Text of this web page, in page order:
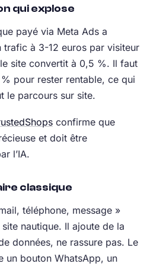
qui explose
payé via Meta Ads a
trafic à 3-12 euros par visiteur
site convertit à 0,5 %. Il faut
pour rester rentable, ce qui
le parcours sur site.
confirme que
et doit être
l’IA.
classique
téléphone, message »
nautique. Il ajoute de la
données, ne rassure pas. Le
un bouton WhatsApp, un